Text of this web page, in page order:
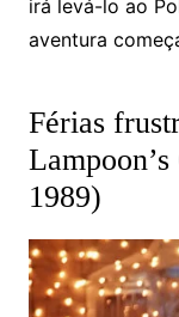
irá levá-lo ao
aventura
Férias
1989)